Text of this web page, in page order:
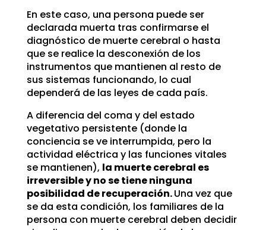
En este caso, una persona puede ser
declarada muerta tras confirmarse el
diagnóstico de muerte cerebral o hasta
que se realice la desconexión de los
instrumentos que mantienen al resto de
sus sistemas funcionando, lo cual
dependerá de las leyes de cada país.
A diferencia del coma y del estado
vegetativo persistente (donde la
conciencia se ve interrumpida, pero la
actividad eléctrica y las funciones vitales
se mantienen), la muerte cerebral es
irreversible y no se tiene ninguna
posibilidad de recuperación.Una vez que
se da esta condición, los familiares de la
persona con muerte cerebral deben decidir